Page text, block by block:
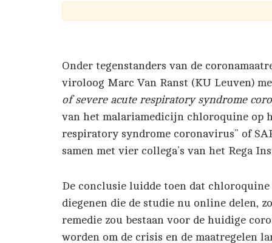
25
Onder tegenstanders van de
viroloog Marc Van Ranst (KU Leuven)
of severe acute respiratory syndrome
van het malariamedicijn chloroquine op
respiratory syndrome coronavirus” of
samen met vier collega’s van het Rega
De conclusie luidde toen dat chloroquine
diegenen die de studie nu online delen,
remedie zou bestaan voor de huidige
worden om de crisis en de maatregelen